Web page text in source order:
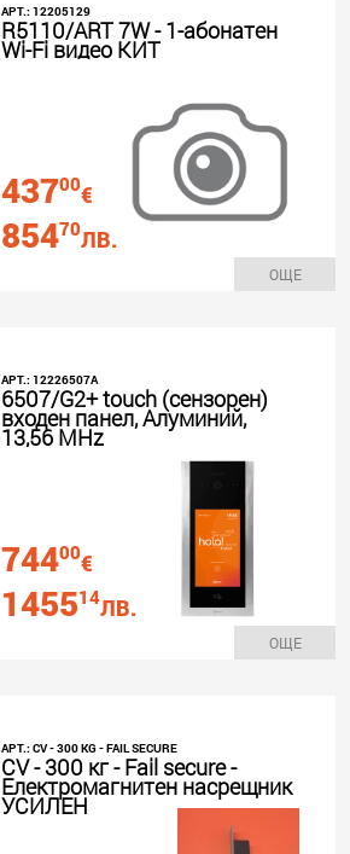
АРТ.: 12205129
R5110/ART 7W - 1-абонатен
Wi-Fi видео КИТ
43700€
85470ЛВ.
ОЩЕ
АРТ.: 12226507A
6507/G2+ touch (сензорен)
входен панел, Алуминий,
13,56 MHz
74400€
145514ЛВ.
ОЩЕ
АРТ.: CV - 300 KG - FAIL SECURE
CV - 300 кг - Fail secure -
Електромагнитен насрещник
УСИЛЕН